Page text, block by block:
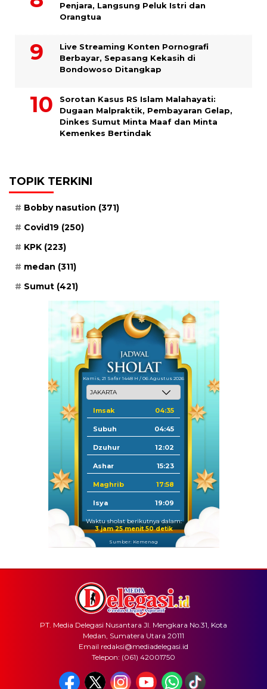
Penjara, Langsung Peluk Istri dan
Orangtua
Live Streaming Konten Pornografi
Berbayar, Sepasang Kekasih di
Bondowoso Ditangkap
Sorotan Kasus RS Islam Malahayati:
Dugaan Malpraktik, Pembayaran Gelap,
Dinkes Sumut Minta Maaf dan Minta
Kemenkes Bertindak
TOPIK TERKINI
Bobby nasution (371)
Covid19 (250)
KPK (223)
medan (311)
Sumut (421)
Kamis, 21 Safar 1448 H / 06 Agustus 2026
Imsak 04:35
Subuh 04:45
Dzuhur 12:02
Ashar 15:23
Maghrib 17:58
Isya 19:09
Waktu sholat berikutnya dalam:
3 jam 25 menit 50 detik
Sumber: Kemenag
PT. Media Delegasi Nusantara Jl. Mengkara No.31, Kota
Medan, Sumatera Utara 20111
Email redaksi@mediadelegasi.id
Telepon: (061) 42001750